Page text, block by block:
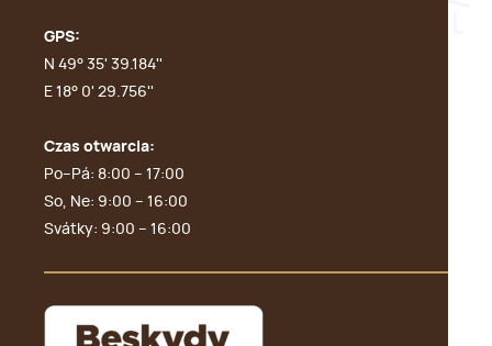
GPS:
N 49° 35' 39.184''
E 18° 0' 29.756''
Czas otwarcia:
Po–Pá: 8:00 – 17:00
So, Ne: 9:00 – 16:00
Svátky: 9:00 – 16:00